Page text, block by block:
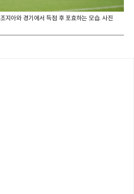
지아와 경기에서 득점 후 포효하는 모습. 사진